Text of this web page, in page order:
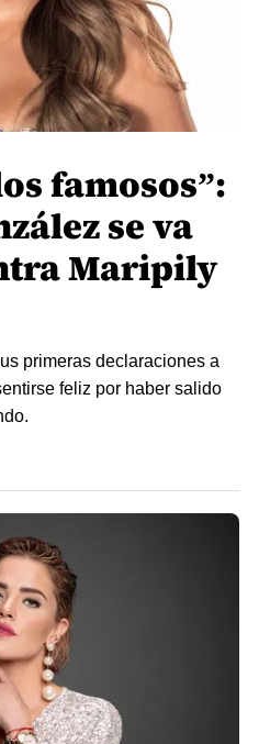
famosos”:
se va
Maripily
primeras declaraciones a
feliz por haber salido